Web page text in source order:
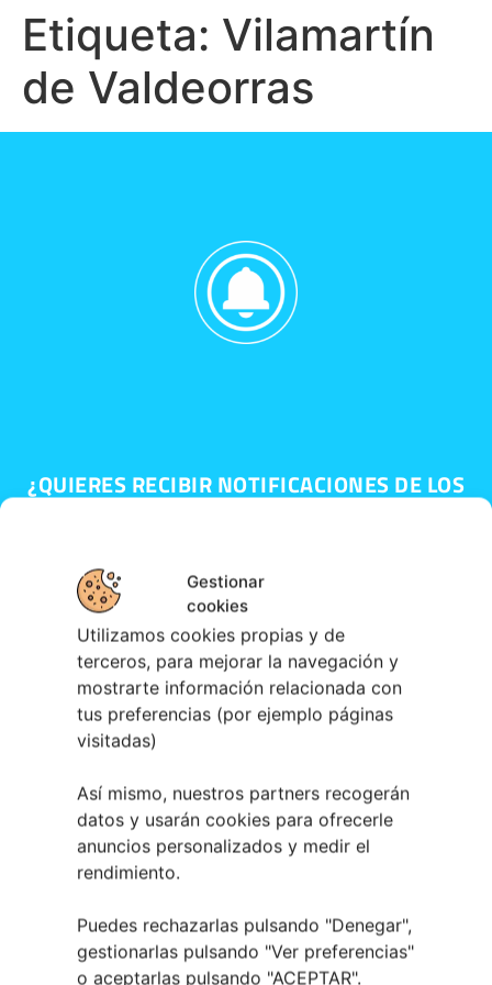
Gestionar
cookies
Utilizamos cookies propias y de
terceros, para mejorar la navegación y
mostrarte información relacionada con
tus preferencias (por ejemplo páginas
visitadas)
Así mismo, nuestros partners recogerán
datos y usarán cookies para ofrecerle
anuncios personalizados y medir el
rendimiento.
Puedes rechazarlas pulsando "Denegar",
gestionarlas pulsando "Ver preferencias"
o aceptarlas pulsando "ACEPTAR".
Etiqueta: Vilamartín
de Valdeorras
¿QUIERES RECIBIR NOTIFICACIONES DE LOS
EVENTOS DE TU CIUDAD?
¡HAZ QUE TU NEGOCIO SE VEA!
MÁS VISIBILIDAD > MÁS CLIENTES >